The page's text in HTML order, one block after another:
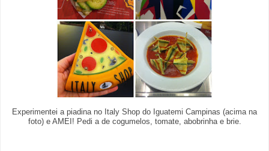
Experimentei a piadina no Italy Shop do Iguatemi Campinas (acima na
foto) e AMEI! Pedi a de cogumelos, tomate, abobrinha e brie.